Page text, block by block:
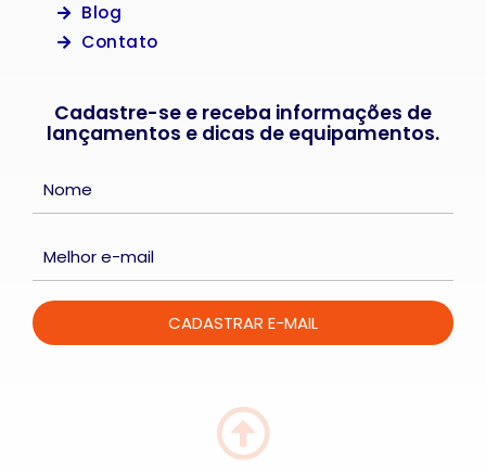
Blog
Contato
Cadastre-se e receba informações de
lançamentos e dicas de equipamentos.